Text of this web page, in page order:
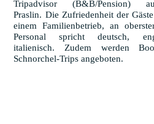
Tripadvisor (B&B/
Praslin. Die Zufriedenheit der
einem Familienbetrieb, an
Personal spricht deutsch,
italienisch. Zudem werden
Schnorchel-Trips angeboten.